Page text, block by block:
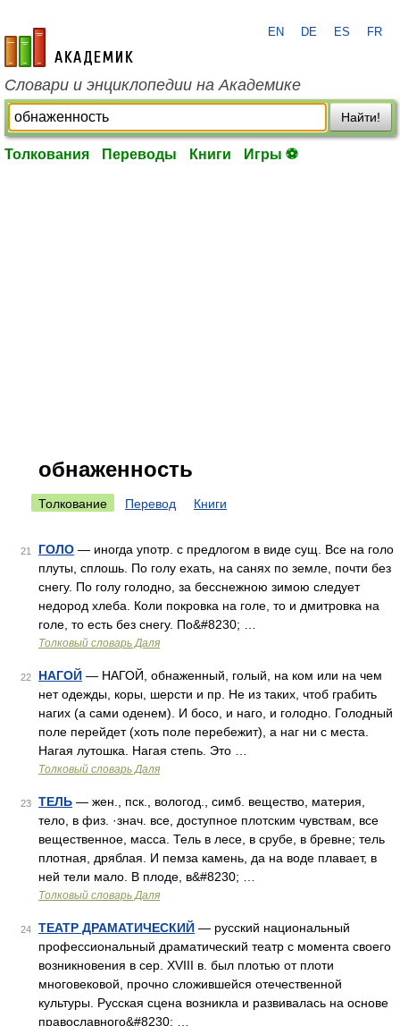
academic.ru
EN DE ES FR
Словари и энциклопедии на Академике
Найти!
Толкования Переводы Книги Игры ⚽
обнаженность
Толкование Перевод Книги
21 ГОЛО — иногда употр. с предлогом в виде сущ. Все на голо
плуты, сплошь. По голу ехать, на санях по земле, почти без
снегу. По голу голодно, за бесснежною зимою следует
недород хлеба. Коли покровка на голе, то и дмитровка на
голе, то есть без снегу. По&#8230; …
Толковый словарь Даля
22 НАГОЙ — НАГОЙ, обнаженный, голый, на ком или на чем
нет одежды, коры, шерсти и пр. Не из таких, чтоб грабить
нагих (а сами оденем). И босо, и наго, и голодно. Голодный
поле перейдет (хоть поле перебежит), а наг ни с места.
Нагая лутошка. Нагая степь. Это …
Толковый словарь Даля
23 ТЕЛЬ — жен., пск., вологод., симб. вещество, материя,
тело, в физ. ·знач. все, доступное плотским чувствам, все
вещественное, масса. Тель в лесе, в срубе, в бревне; тель
плотная, дряблая. И пемза камень, да на воде плавает, в
ней тели мало. В плоде, в&#8230; …
Толковый словарь Даля
24 ТЕАТР ДРАМАТИЧЕСКИЙ — русский национальный
профессиональный драматический театр с момента своего
возникновения в сер. XVIII в. был плотью от плоти
многовековой, прочно сложившейся отечественной
культуры. Русская сцена возникла и развивалась на основе
православного&#8230; …